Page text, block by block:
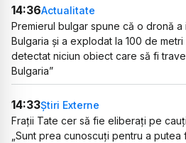
14:36Actualitate
Premierul bulgar spune că o dronă a
Bulgaria și a explodat la 100 de metri
detectat niciun obiect care să fi
Bulgaria”
14:33Știri Externe
Frații Tate cer să fie eliberați pe
„Sunt prea cunoscuți pentru a putea